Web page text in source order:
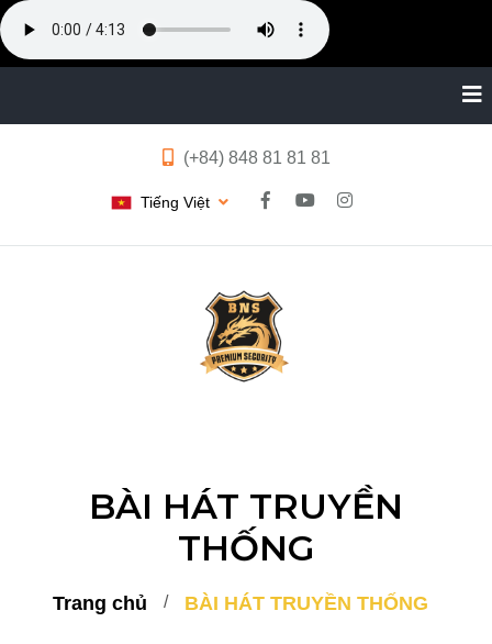
BÀI HÁT TRUYỀN
THỐNG
Trang chủ BÀI HÁT TRUYỀN THỐNG
(+84) 848 81 81 81
Tiếng Việt